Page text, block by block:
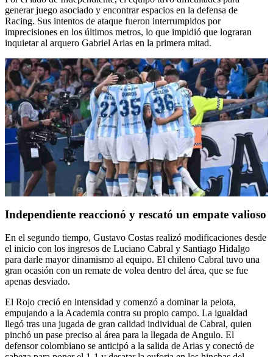
generar juego asociado y encontrar espacios en la defensa de
Racing. Sus intentos de ataque fueron interrumpidos por
imprecisiones en los últimos metros, lo que impidió que lograran
inquietar al arquero Gabriel Arias en la primera mitad.
Independiente reaccionó y rescató un empate valioso
En el segundo tiempo, Gustavo Costas realizó modificaciones desde
el inicio con los ingresos de Luciano Cabral y Santiago Hidalgo
para darle mayor dinamismo al equipo. El chileno Cabral tuvo una
gran ocasión con un remate de volea dentro del área, que se fue
apenas desviado.
El Rojo creció en intensidad y comenzó a dominar la pelota,
empujando a la Academia contra su propio campo. La igualdad
llegó tras una jugada de gran calidad individual de Cabral, quien
pinchó un pase preciso al área para la llegada de Angulo. El
defensor colombiano se anticipó a la salida de Arias y conectó de